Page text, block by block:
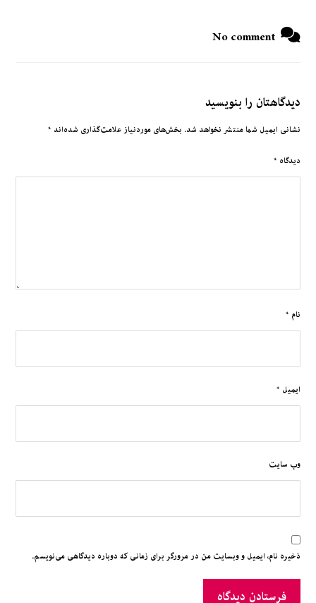
No comment
دیدگاهتان را بنویسید
نشانی ایمیل شما منتشر نخواهد شد. بخش‌های موردنیاز علامت‌گذاری شده‌اند*
دیدگاه*
نام*
ایمیل*
وب‌ سایت
ذخیره نام، ایمیل و وبسایت من در مرورگر برای زمانی که دوباره دیدگاهی می‌نویسم.
فرستادن دیدگاه